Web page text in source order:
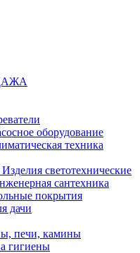
оборудование
техника
Изделия светотехнические
сантехника
покрытия
дачи
печи, камины
гигиены